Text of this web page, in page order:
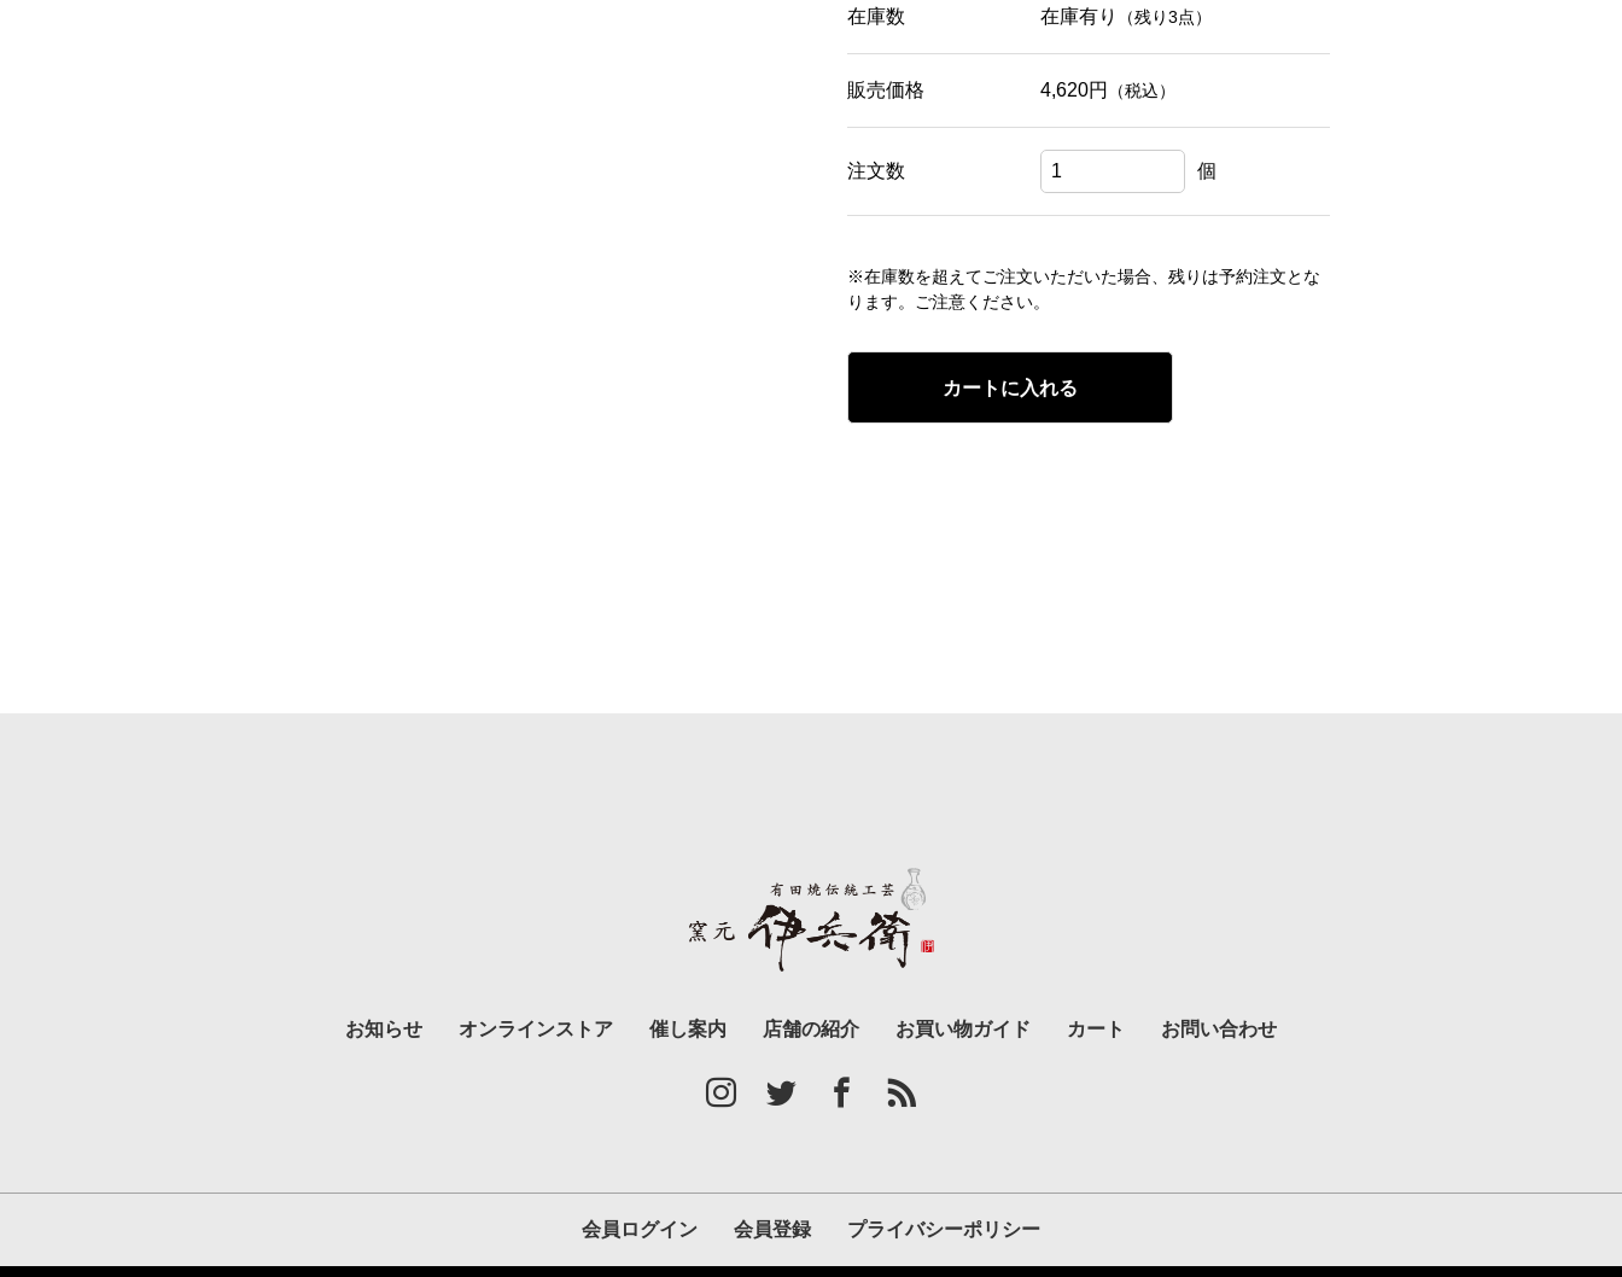
在庫数 在庫有り （残り3点）
販売価格 4,620円 （税込）
注文数 個
※在庫数を超えてご注文いただいた場合、残りは予約注文とな
ります。ご注意ください。
お知らせ オンラインストア 催し案内 店舗の紹介 お買い物ガイド カート お問い合わせ
会員ログイン 会員登録 プライバシーポリシー